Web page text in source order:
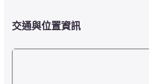
交通與位置資訊